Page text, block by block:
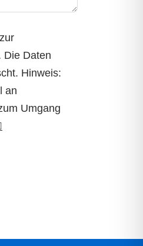
Die Daten
Hinweis:
an
Umgang